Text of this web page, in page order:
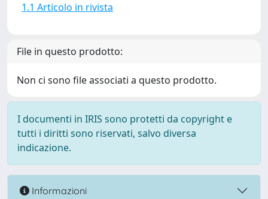
1.1 Articolo in rivista
File in questo prodotto:
Non ci sono file associati a questo prodotto.
I documenti in IRIS sono protetti da copyright e
tutti i diritti sono riservati, salvo diversa
indicazione.
Informazioni